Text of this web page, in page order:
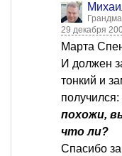
29 декабря
Марта
И должен
тонкий и
получился:
похожи,
что ли?
Спасибо